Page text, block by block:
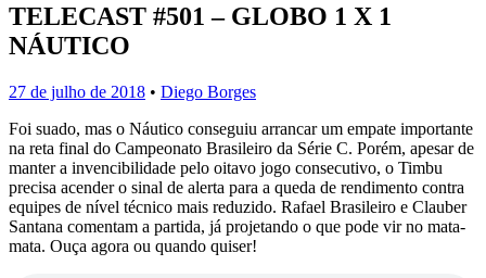
TELECAST #501 – GLOBO 1 X 1
NÁUTICO
27 de julho de 2018 • Diego Borges
Foi suado, mas o Náutico conseguiu arrancar um empate importante
na reta final do Campeonato Brasileiro da Série C. Porém, apesar de
manter a invencibilidade pelo oitavo jogo consecutivo, o Timbu
precisa acender o sinal de alerta para a queda de rendimento contra
equipes de nível técnico mais reduzido. Rafael Brasileiro e Clauber
Santana comentam a partida, já projetando o que pode vir no mata-
mata. Ouça agora ou quando quiser!